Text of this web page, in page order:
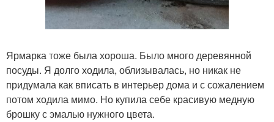
Ярмарка тоже была хороша. Было много деревянной
посуды. Я долго ходила, облизывалась, но никак не
придумала как вписать в интерьер дома и с сожалением
потом ходила мимо. Но купила себе красивую медную
брошку с эмалью нужного цвета.